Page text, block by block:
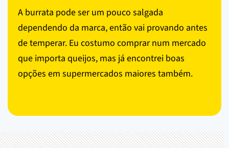
A burrata pode ser um pouco salgada
dependendo da marca, então vai provando antes
de temperar. Eu costumo comprar num mercado
que importa queijos, mas já encontrei boas
opções em supermercados maiores também.